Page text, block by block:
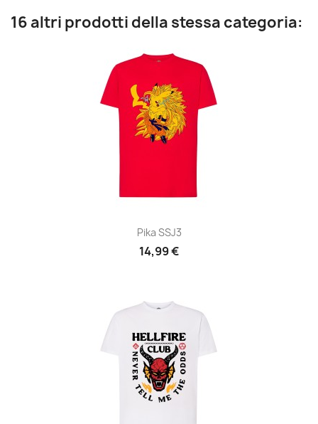
16 altri prodotti della stessa categoria:
Pika SSJ3
14,99 €